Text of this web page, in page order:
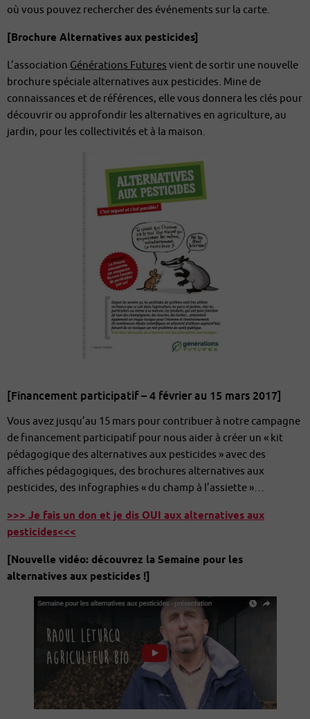
où vous pouvez rechercher des événements sur la carte.
[Brochure Alternatives aux pesticides]
L’association Générations Futures vient de sortir une nouvelle
brochure spéciale alternatives aux pesticides. Mine de
connaissances et de références, elle vous donnera les clés pour
découvrir ou approfondir les alternatives en agriculture, au
jardin, pour les collectivités et à la maison.
[Financement participatif – 4 février au 15 mars 2017]
Vous avez jusqu’au 15 mars pour contribuer à notre campagne
de financement participatif pour nous aider à créer un « kit
pédagogique des alternatives aux pesticides » avec des
affiches pédagogiques, des brochures alternatives aux
pesticides, des infographies « du champ à l’assiette »…
>>> Je fais un don et je dis OUI aux alternatives aux
pesticides<<<
[Nouvelle vidéo: découvrez la Semaine pour les
alternatives aux pesticides !]